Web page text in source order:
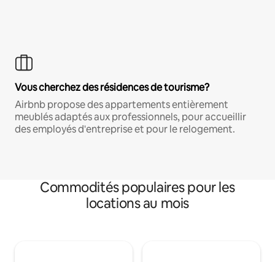
Vous cherchez des résidences de tourisme?
Airbnb propose des appartements entièrement
meublés adaptés aux professionnels, pour accueillir
des employés d'entreprise et pour le relogement.
Commodités populaires pour les
locations au mois